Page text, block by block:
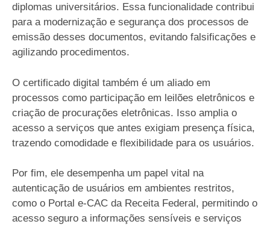
diplomas universitários. Essa funcionalidade contribui
para a modernização e segurança dos processos de
emissão desses documentos, evitando falsificações e
agilizando procedimentos.
O certificado digital também é um aliado em
processos como participação em leilões eletrônicos e
criação de procurações eletrônicas. Isso amplia o
acesso a serviços que antes exigiam presença física,
trazendo comodidade e flexibilidade para os usuários.
Por fim, ele desempenha um papel vital na
autenticação de usuários em ambientes restritos,
como o Portal e-CAC da Receita Federal, permitindo o
acesso seguro a informações sensíveis e serviços